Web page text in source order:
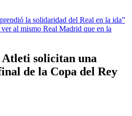
la solidaridad del Real en la ida”
al mismo Real Madrid que en la
Atleti solicitan una
de la Copa del Rey